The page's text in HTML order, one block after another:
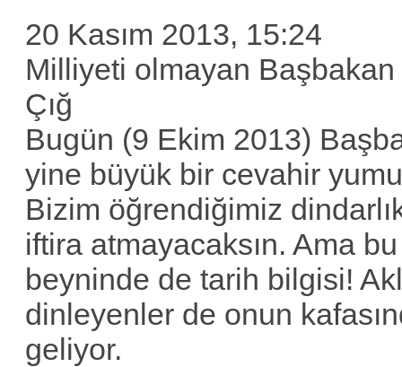
20 Kasım 2013, 15:24
Milliyeti olmayan
Çığ
Bugün (9 Ekim 2013)
yine büyük bir cevahir
Bizim öğrendiğimiz
iftira atmayacaksın. Ama
beyninde de tarih bilgisi!
dinleyenler de onun
geliyor.